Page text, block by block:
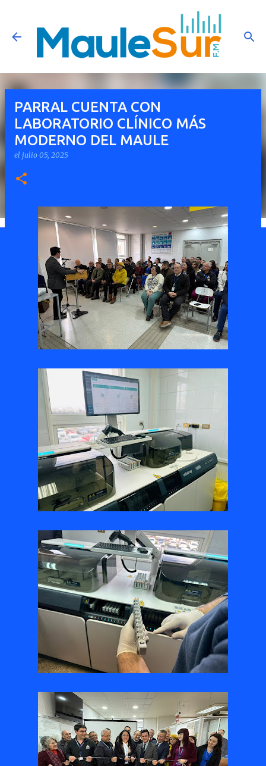
Ir al contenido principal
PARRAL CUENTA CON
LABORATORIO CLÍNICO MÁS
MODERNO DEL MAULE
el julio 05, 2025